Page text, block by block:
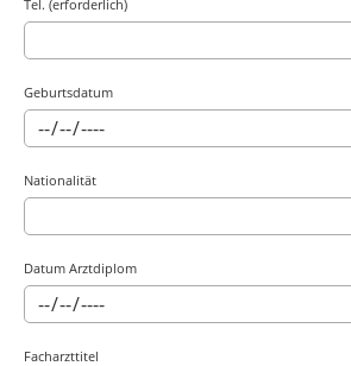
Tel. (erforderlich)
Geburtsdatum
Nationalität
Datum Arztdiplom
Facharzttitel